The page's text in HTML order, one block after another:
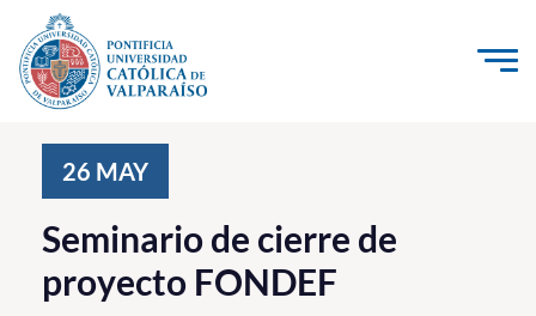
Click acá para ir directamente al contenido
Investigación, Creación e Innovación
PUCV Internacional
Vinculación con el Medio
26 MAY
Seminario de cierre de
proyecto FONDEF